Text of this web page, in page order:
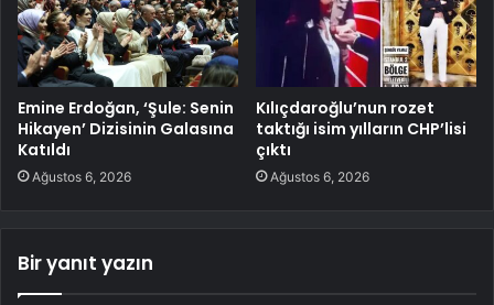
Emine Erdoğan, ‘Şule: Senin
Hikayen’ Dizisinin Galasına
Katıldı
Ağustos 6, 2026
Kılıçdaroğlu’nun rozet
taktığı isim yılların CHP’lisi
çıktı
Ağustos 6, 2026
Bir yanıt yazın